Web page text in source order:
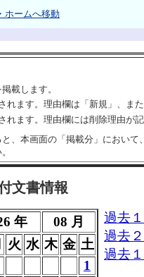
載します。
れます。理由欄は「新規」、ま
れます。理由欄には削除理由が
、本画面の「掲載分」におい
文書情報
年
08 月
火 水 木 金 土
1
過去
過去
過去